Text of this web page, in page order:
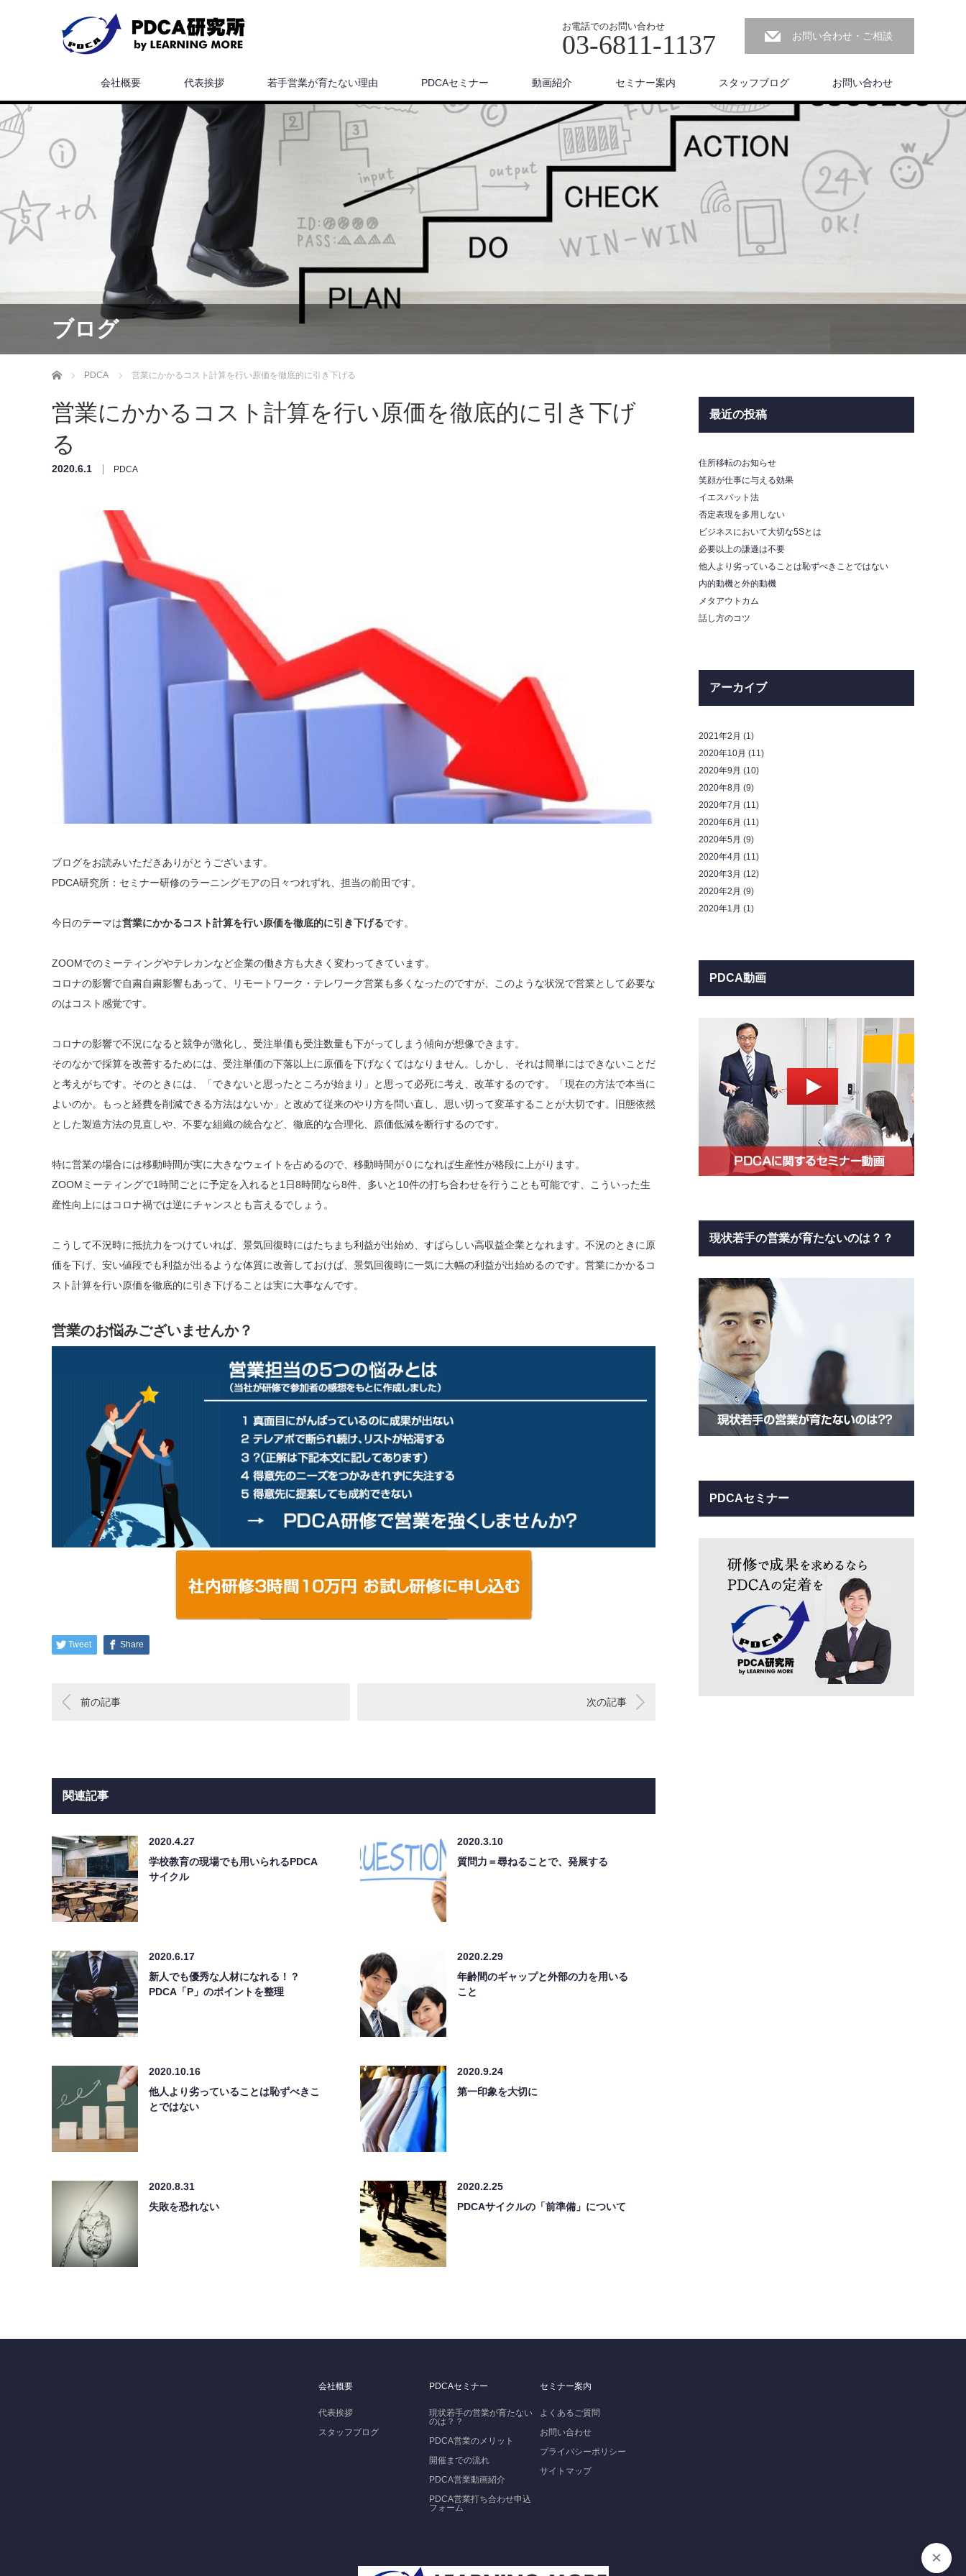
お電話でのお問い合わせ
03-6811-1137 お問い合わせ・ご相談
会社概要 代表挨拶 若手営業が育たない理由 PDCAセミナー 動画紹介 セミナー案内 スタッフブログ お問い合わせ
ブログ
ホーム PDCA 営業にかかるコスト計算を行い原価を徹底的に引き下げる
営業にかかるコスト計算を行い原価を徹底的に引き下げ
る
2020.6.1 PDCA
ブログをお読みいただきありがとうございます。
PDCA研究所：セミナー研修のラーニングモアの日々つれずれ、担当の前田です。
今日のテーマは営業にかかるコスト計算を行い原価を徹底的に引き下げるです。
ZOOMでのミーティングやテレカンなど企業の働き方も大きく変わってきています。
コロナの影響で自粛自粛影響もあって、リモートワーク・テレワーク営業も多くなったのですが、このような状況で営業として必要な
のはコスト感覚です。
コロナの影響で不況になると競争が激化し、受注単価も受注数量も下がってしまう傾向が想像できます。
そのなかで採算を改善するためには、受注単価の下落以上に原価を下げなくてはなりません。しかし、それは簡単にはできないことだ
と考えがちです。そのときには、「できないと思ったところが始まり」と思って必死に考え、改革するのです。「現在の方法で本当に
よいのか。もっと経費を削減できる方法はないか」と改めて従来のやり方を問い直し、思い切って変革することが大切です。旧態依然
とした製造方法の見直しや、不要な組織の統合など、徹底的な合理化、原価低減を断行するのです。
特に営業の場合には移動時間が実に大きなウェイトを占めるので、移動時間が０になれば生産性が格段に上がります。
ZOOMミーティングで1時間ごとに予定を入れると1日8時間なら8件、多いと10件の打ち合わせを行うことも可能です、こういった生
産性向上にはコロナ禍では逆にチャンスとも言えるでしょう。
こうして不況時に抵抗力をつけていれば、景気回復時にはたちまち利益が出始め、すばらしい高収益企業となれます。不況のときに原
価を下げ、安い値段でも利益が出るような体質に改善しておけば、景気回復時に一気に大幅の利益が出始めるのです。営業にかかるコ
スト計算を行い原価を徹底的に引き下げることは実に大事なんです。
営業のお悩みございませんか？
Tweet Share
前の記事 次の記事
関連記事
2020.4.27
学校教育の現場でも用いられるPDCA
サイクル
2020.3.10
質問力＝尋ねることで、発展する
2020.6.17
新人でも優秀な人材になれる！？
PDCA「P」のポイントを整理
2020.2.29
年齢間のギャップと外部の力を用いる
こと
2020.10.16
他人より劣っていることは恥ずべきこ
とではない
2020.9.24
第一印象を大切に
2020.8.31
失敗を恐れない
2020.2.25
PDCAサイクルの「前準備」について
最近の投稿
住所移転のお知らせ
笑顔が仕事に与える効果
イエスバット法
否定表現を多用しない
ビジネスにおいて大切な5Sとは
必要以上の謙遜は不要
他人より劣っていることは恥ずべきことではない
内的動機と外的動機
メタアウトカム
話し方のコツ
アーカイブ
2021年2月 (1)
2020年10月 (11)
2020年9月 (10)
2020年8月 (9)
2020年7月 (11)
2020年6月 (11)
2020年5月 (9)
2020年4月 (11)
2020年3月 (12)
2020年2月 (9)
2020年1月 (1)
PDCA動画
現状若手の営業が育たないのは？？
PDCAセミナー
会社概要
代表挨拶
スタッフブログ
PDCAセミナー
現状若手の営業が育たない
のは？？
PDCA営業のメリット
開催までの流れ
PDCA営業動画紹介
PDCA営業打ち合わせ申込
フォーム
セミナー案内
よくあるご質問
お問い合わせ
プライバシーポリシー
サイトマップ